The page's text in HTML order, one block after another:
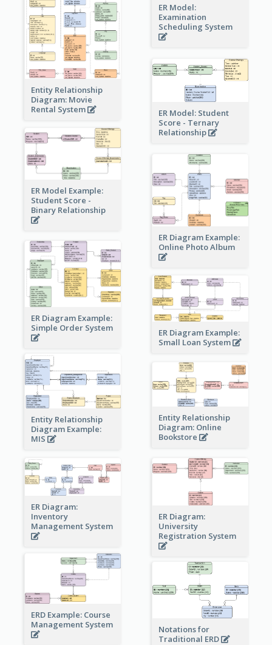
ER Model:
Examination
Scheduling System
Entity Relationship
Diagram: Movie
Rental System
ER Model: Student
Score - Ternary
Relationship
ER Model Example:
Student Score -
Binary Relationship
ER Diagram Example:
Online Photo Album
ER Diagram Example:
Simple Order System
ER Diagram Example:
Small Loan System
Entity Relationship
Diagram Example:
MIS
Entity Relationship
Diagram: Online
Bookstore
ER Diagram:
Inventory
Management System
ER Diagram:
University
Registration System
ERD Example: Course
Management System
Notations for
Traditional ERD